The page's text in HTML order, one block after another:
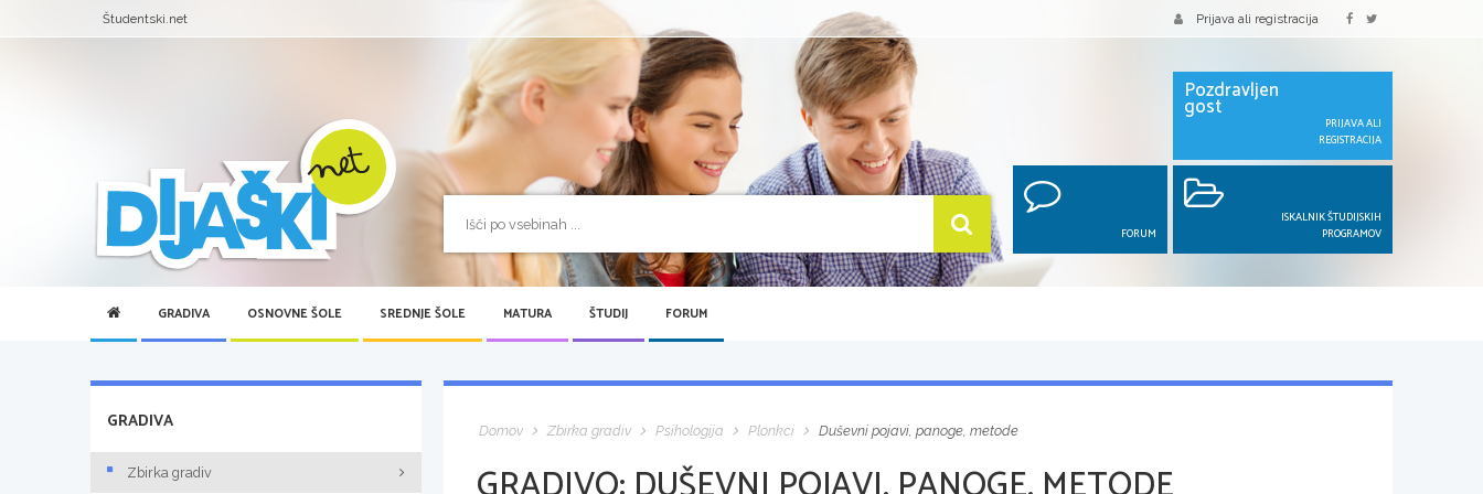
Študentski.net Prijava ali registracija
Pozdravljen
gost
PRIJAVA ALI
REGISTRACIJA
FORUM
ISKALNIK ŠTUDIJSKIH
PROGRAMOV
GRADIVA OSNOVNE ŠOLE SREDNJE ŠOLE MATURA ŠTUDIJ FORUM
Domov Zbirka gradiv Psihologija Plonkci Duševni pojavi, panoge, metode
GRADIVA
Zbirka gradiv